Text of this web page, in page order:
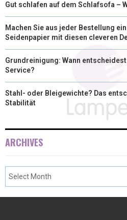
Gut schlafen auf dem Schlafsofa –
Machen Sie aus jeder Bestellung
Seidenpapier mit diesen cleveren
Grundreinigung: Wann
Service?
Stahl- oder Bleigewichte? Das
Stabilität
ARCHIVES